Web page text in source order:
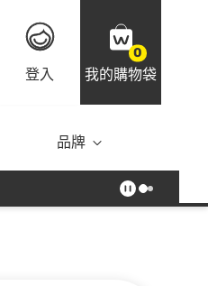
登入
0
我的購物袋
品牌